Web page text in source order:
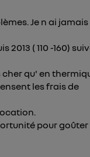
Je n ai jamais
( 110 -160)
qu' en
les frais de
pour goûter